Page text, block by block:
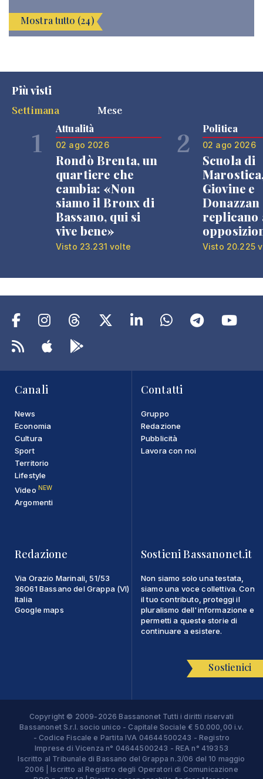
Mostra tutto (24)
Più visti
Settimana
Mese
1 Attualità
02 ago 2026
Rondò Brenta, un
quartiere che
cambia: «Non
siamo il Bronx di
Bassano, qui si
vive bene»
Visto 23.231 volte
2 Politica
02 ago 2026
Scuola di
Giovine e
Donazzan
replicano
Visto 20.225
Canali
News
Economia
Cultura
Sport
Territorio
Lifestyle
Video NEW
Argomenti
Contatti
Gruppo
Redazione
Pubblicità
Lavora con noi
Redazione
Via Orazio Marinali, 51/53
36061 Bassano del Grappa (VI)
Italia
Google maps
Sostieni Bassanonet.it
Non siamo solo una testata,
siamo una voce collettiva. Con
il tuo contributo, proteggi il
pluralismo dell'informazione e
permetti a queste storie di
continuare a esistere.
Sostienici
Copyright © 2009-2026 Bassanonet Tutti i diritti riservati
Bassanonet S.r.l. socio unico - Capitale Sociale € 50.000,00 i.v.
- Codice Fiscale e Partita IVA 04644500243 - Registro
Imprese di Vicenza n° 04644500243 - REA n° 419353
Iscritto al Tribunale di Bassano del Grappa n.3/06 del 10 maggio
2006 | Iscritto al Registro degli Operatori di Comunicazione